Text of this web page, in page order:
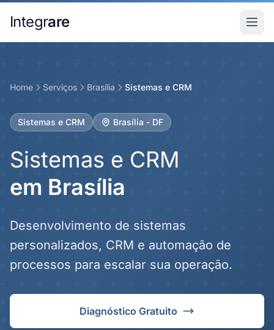
Integrare
Home Serviços Brasília Sistemas e CRM
Sistemas e CRM Brasília - DF
Sistemas e CRM
em Brasília
Desenvolvimento de sistemas
personalizados, CRM e automação de
processos para escalar sua operação.
Diagnóstico Gratuito